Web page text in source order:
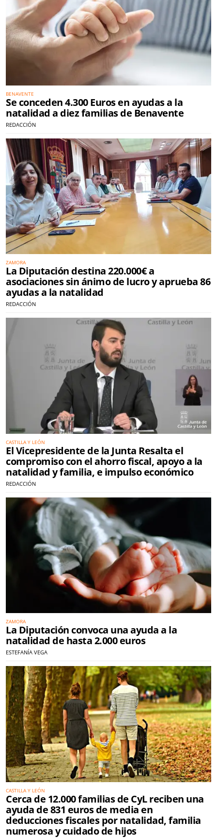
BENAVENTE
Se conceden 4.300 Euros en ayudas a la
natalidad a diez familias de Benavente
REDACCIÓN
ZAMORA
La Diputación destina 220.000€ a
asociaciones sin ánimo de lucro y aprueba 86
ayudas a la natalidad
REDACCIÓN
CASTILLA Y LEÓN
El Vicepresidente de la Junta Resalta el
compromiso con el ahorro fiscal, apoyo a la
natalidad y familia, e impulso económico
REDACCIÓN
ZAMORA
La Diputación convoca una ayuda a la
natalidad de hasta 2.000 euros
ESTEFANÍA VEGA
CASTILLA Y LEÓN
Cerca de 12.000 familias de CyL reciben una
ayuda de 831 euros de media en
deducciones fiscales por natalidad, familia
numerosa y cuidado de hijos